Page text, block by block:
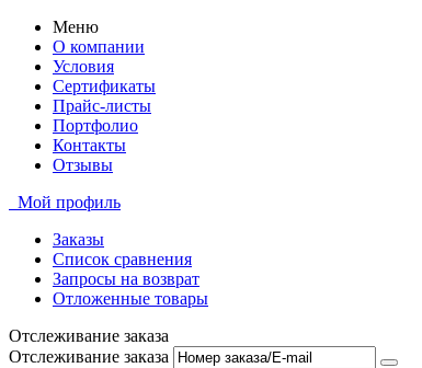
Меню
О компании
Условия
Сертификаты
Прайс-листы
Портфолио
Контакты
Отзывы
Мой профиль
Заказы
Список сравнения
Запросы на возврат
Отложенные товары
Отслеживание заказа
Отслеживание заказа